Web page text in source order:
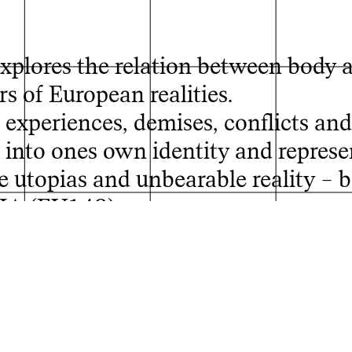
the relation between body
of European realities.
demises, conflicts
ones own identity and
utopias and unbearable reality –
(EU149).